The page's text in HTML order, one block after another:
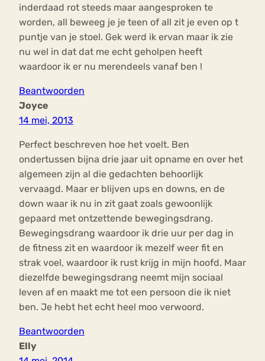
inderdaad rot steeds maar aangesproken te
worden, all beweeg je je teen of all zit je even op t
puntje van je stoel. Gek werd ik ervan maar ik zie
nu wel in dat dat me echt geholpen heeft
waardoor ik er nu merendeels vanaf ben !
Beantwoorden
Joyce
14 mei, 2013
Perfect beschreven hoe het voelt. Ben
ondertussen bijna drie jaar uit opname en over het
algemeen zijn al die gedachten behoorlijk
vervaagd. Maar er blijven ups en downs, en de
down waar ik nu in zit gaat zoals gewoonlijk
gepaard met ontzettende bewegingsdrang.
Bewegingsdrang waardoor ik drie uur per dag in
de fitness zit en waardoor ik mezelf weer fit en
strak voel, waardoor ik rust krijg in mijn hoofd. Maar
diezelfde bewegingsdrang neemt mijn sociaal
leven af en maakt me tot een persoon die ik niet
ben. Je hebt het echt heel moo verwoord.
Beantwoorden
Elly